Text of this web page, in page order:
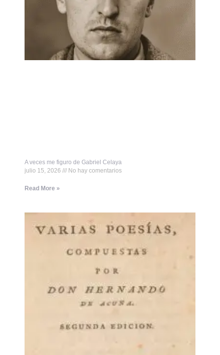
A veces me figuro de Gabriel Celaya
julio 15, 2026
No hay comentarios
Read More »